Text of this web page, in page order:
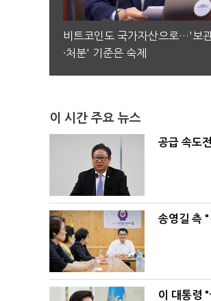
비트코인도 국가자산으로…'보
·처분' 기준은 숙제
이 시간 주요 뉴스
공급 속도
송영길 측
이 대통령